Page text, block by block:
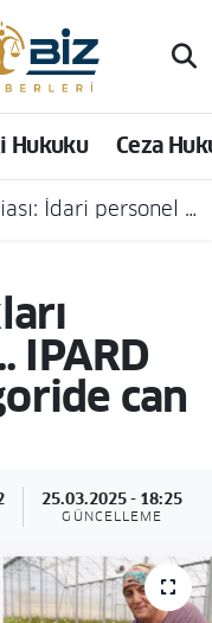
Hukuku Ceza
personel açığa alındı
IPARD
can
25.03.2025 - 18:25
GÜNCELLEME
Fikstür